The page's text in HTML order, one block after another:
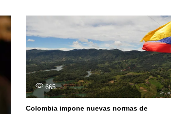
665
Colombia impone nuevas normas de